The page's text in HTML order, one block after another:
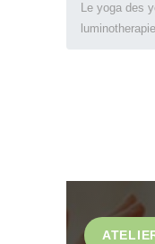
Le yoga des